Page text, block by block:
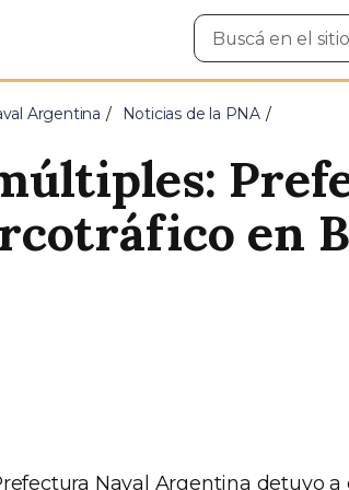
Buscar
en
Argentina Noticias de la PNA
en
Naval Argentina detuvo